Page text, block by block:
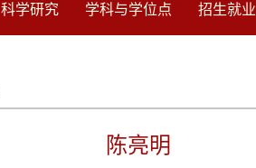
科学研究 学科与学位点 招生就业
陈亮明